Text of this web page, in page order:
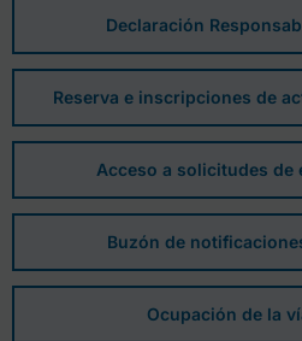
Declaración
Reserva e inscripciones de
Acceso a solicitudes de
Buzón de
Ocupación de la